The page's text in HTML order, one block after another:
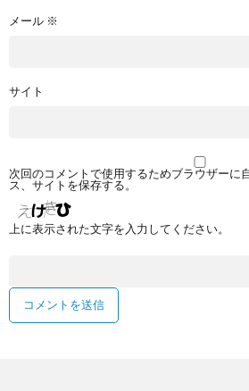
メール ※
サイト
次回のコメントで使用するためブラウザーに
ス、サイトを保存する。
上に表示された文字を入力してください。